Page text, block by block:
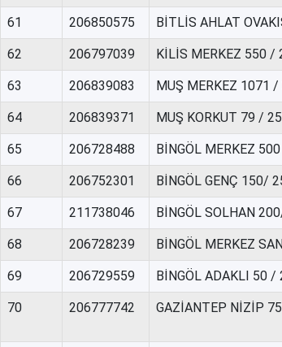
61 206850575 BİTLİS AHLAT
62 206797039 KİLİS MERKEZ 550 /
63 206839083 MUŞ MERKEZ 1071
64 206839371 MUŞ KORKUT 79 /
65 206728488 BİNGÖL MERKEZ
66 206752301 BİNGÖL GENÇ 150/
67 211738046 BİNGÖL SOLHAN
68 206728239 BİNGÖL MERKEZ
69 206729559 BİNGÖL ADAKLI 50 /
70 206777742 GAZİANTEP NİZİP